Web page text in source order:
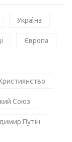
Україна
Європа
Союз
Путін